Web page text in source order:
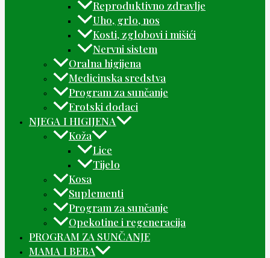
Reproduktivno zdravlje
Uho, grlo, nos
Kosti, zglobovi i mišići
Nervni sistem
Oralna higijena
Medicinska sredstva
Program za sunčanje
Erotski dodaci
NJEGA I HIGIJENA
Koža
Lice
Tijelo
Kosa
Suplementi
Program za sunčanje
Opekotine i regeneracija
PROGRAM ZA SUNČANJE
MAMA I BEBA